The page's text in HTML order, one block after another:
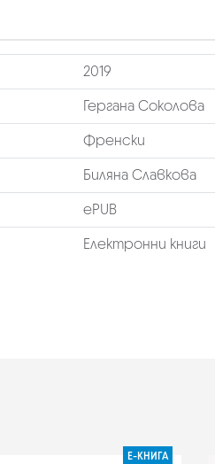
2019
Гергана Соколова
Френски
Биляна Славкова
ePUB
Електронни книги
Е-КНИГА